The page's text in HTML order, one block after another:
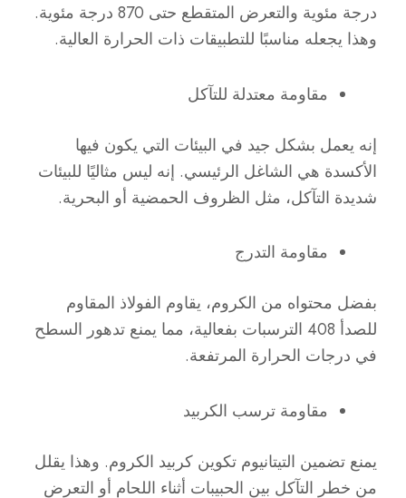
درجة مئوية والتعرض المتقطع حتى 870 درجة مئوية.
وهذا يجعله مناسبًا للتطبيقات ذات الحرارة العالية.
مقاومة معتدلة للتآكل
إنه يعمل بشكل جيد في البيئات التي يكون فيها
الأكسدة هي الشاغل الرئيسي. إنه ليس مثاليًا للبيئات
شديدة التآكل، مثل الظروف الحمضية أو البحرية.
مقاومة التدرج
بفضل محتواه من الكروم، يقاوم الفولاذ المقاوم
للصدأ 408 الترسبات بفعالية، مما يمنع تدهور السطح
في درجات الحرارة المرتفعة.
مقاومة ترسب الكربيد
يمنع تضمين التيتانيوم تكوين كربيد الكروم. وهذا يقلل
من خطر التآكل بين الحبيبات أثناء اللحام أو التعرض